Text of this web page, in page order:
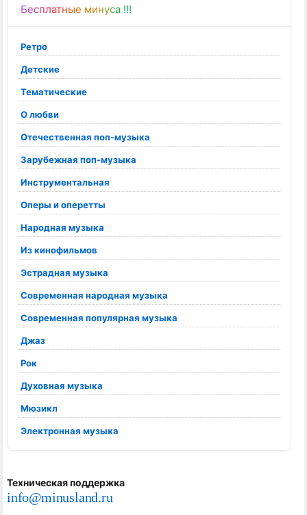
Бесплатные минуса !!!
Ретро
Детские
Тематические
О любви
Отечественная поп-музыка
Зарубежная поп-музыка
Инструментальная
Оперы и оперетты
Народная музыка
Из кинофильмов
Эстрадная музыка
Современная народная музыка
Современная популярная музыка
Джаз
Рок
Духовная музыка
Мюзикл
Электронная музыка
Техническая поддержка
info@minusland.ru